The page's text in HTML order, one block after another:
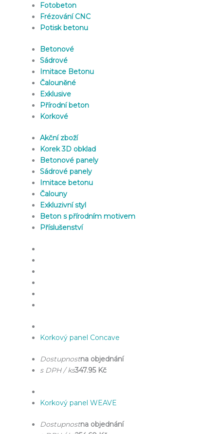
Fotobeton
Frézování CNC
Potisk betonu
Betonové
Sádrové
Imitace Betonu
Čalouněné
Exklusive
Přírodní beton
Korkové
Akční zboží
Korek 3D obklad
Betonové panely
Sádrové panely
Imitace betonu
Čalouny
Exkluzivní styl
Beton s přírodním motivem
Příslušenství
Korkový panel Concave
Dostupnostna objednání
s DPH / ks347.95 Kč
Korkový panel WEAVE
Dostupnostna objednání